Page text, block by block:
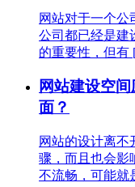
网站对于一个公
公司都已经是建
的重要性，但
网站建设空
面？
网站的设计离不
骤，而且也会影
不流畅，可能